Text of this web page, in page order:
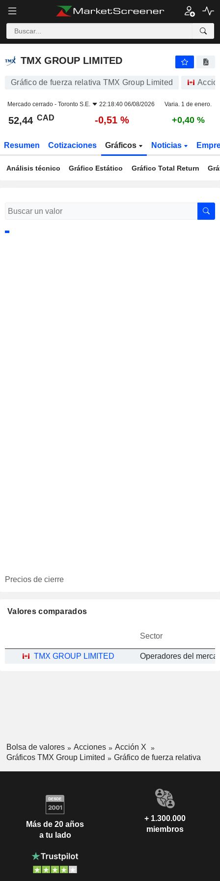
TMX GROUP LIMITED
TMX GROUP LIMITED
Gráfico de fuerza relativa TMX Group Limited
Mercado cerrado - Toronto S.E. 22:18:40 06/08/2026 Varia. 1 de enero.
52,44 CAD -0,51 % +0,40 %
Resumen Cotizaciones Gráficos Noticias
Análisis técnico Gráfico Estático Gráfico Total Return
Precios de cierre
Valores comparados
Sector
TMX GROUP LIMITED
Bolsa de valores Acciones
Acción X
Gráficos TMX Group Limited
Gráfico de fuerza relativa
Más de 20 años
a tu lado
+ 1.300.000
miembros